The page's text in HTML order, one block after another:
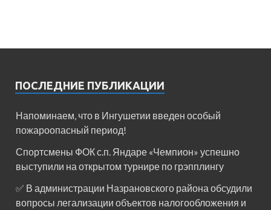
ПОСЛЕДНИЕ ПУБЛИКАЦИИ
Напоминаем, что в Ингушетии введен особый
пожароопасный период!⁣⁣⠀
Спортсмены ФОК с.п. Яндаре «Чемпион» успешно
выступили на открытом турнире по грэпплингу
✅ В администрации Назрановского района обсудили
вопросы легализации объектов налогообложения и